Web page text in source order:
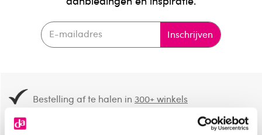
Inschrijven
Bestelling af te halen in300+ winkels